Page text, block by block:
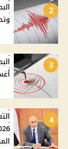
2
3
4